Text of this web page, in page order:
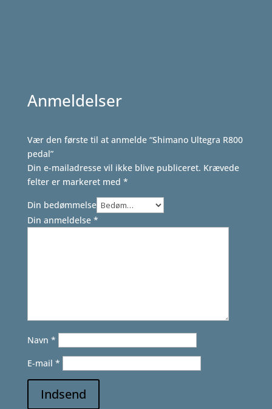
Anmeldelser
Vær den første til at anmelde “Shimano Ultegra R800
pedal”
Din e-mailadresse vil ikke blive publiceret. Krævede
felter er markeret med *
Din bedømmelse
Din anmeldelse *
Navn *
E-mail *
Indsend